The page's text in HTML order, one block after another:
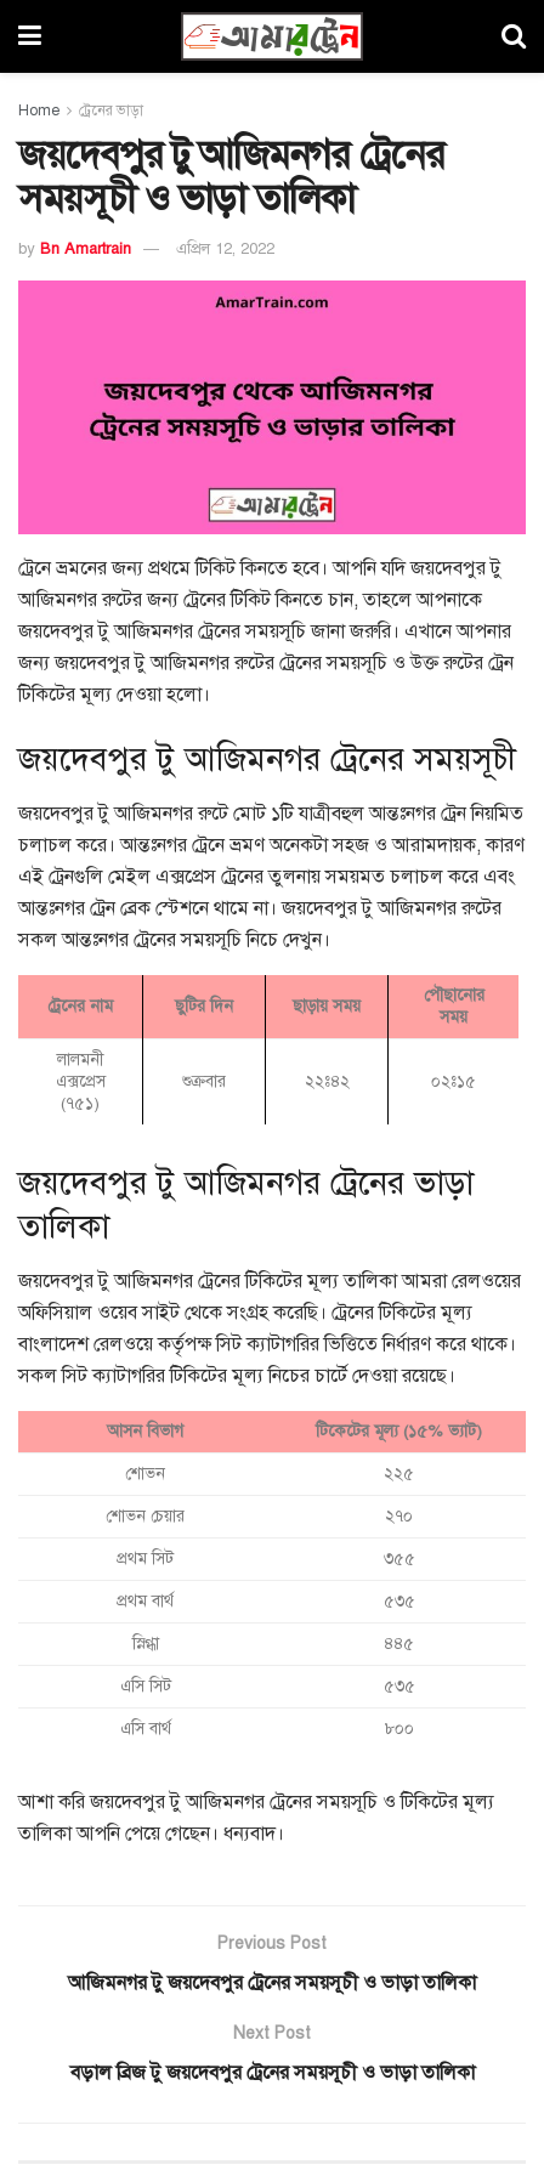
Home ট্রেনের ভাড়া
জয়দেবপুর টু আজিমনগর ট্রেনের
সময়সূচী ও ভাড়া তালিকা
by Bn Amartrain এপ্রিল 12, 2022
ট্রেনে ভ্রমনের জন্য প্রথমে টিকিট কিনতে হবে। আপনি যদি জয়দেবপুর টু
আজিমনগর রুটের জন্য ট্রেনের টিকিট কিনতে চান, তাহলে আপনাকে
জয়দেবপুর টু আজিমনগর ট্রেনের সময়সূচি জানা জরুরি। এখানে আপনার
জন্য জয়দেবপুর টু আজিমনগর রুটের ট্রেনের সময়সূচি ও উক্ত রুটের ট্রেন
টিকিটের মূল্য দেওয়া হলো।
জয়দেবপুর টু আজিমনগর ট্রেনের সময়সূচী
জয়দেবপুর টু আজিমনগর রুটে মোট ১টি যাত্রীবহুল আন্তঃনগর ট্রেন নিয়মিত
চলাচল করে। আন্তঃনগর ট্রেনে ভ্রমণ অনেকটা সহজ ও আরামদায়ক, কারণ
এই ট্রেনগুলি মেইল এক্সপ্রেস ট্রেনের তুলনায় সময়মত চলাচল করে এবং
আন্তঃনগর ট্রেন ব্রেক স্টেশনে থামে না। জয়দেবপুর টু আজিমনগর রুটের
সকল আন্তঃনগর ট্রেনের সময়সূচি নিচে দেখুন।
ট্রেনের নাম ছুটির দিন ছাড়ায় সময়
পৌছানোর
সময়
লালমনী
এক্সপ্রেস
(৭৫১)
শুক্রবার ২২ঃ৪২ ০২ঃ১৫
জয়দেবপুর টু আজিমনগর ট্রেনের ভাড়া
তালিকা
জয়দেবপুর টু আজিমনগর ট্রেনের টিকিটের মূল্য তালিকা আমরা রেলওয়ের
অফিসিয়াল ওয়েব সাইট থেকে সংগ্রহ করেছি। ট্রেনের টিকিটের মূল্য
বাংলাদেশ রেলওয়ে কর্তৃপক্ষ সিট ক্যাটাগরির ভিত্তিতে নির্ধারণ করে থাকে।
সকল সিট ক্যাটাগরির টিকিটের মূল্য নিচের চার্টে দেওয়া রয়েছে।
আসন বিভাগ টিকেটের মূল্য (১৫% ভ্যাট)
শোভন ২২৫
শোভন চেয়ার ২৭০
প্রথম সিট ৩৫৫
প্রথম বার্থ ৫৩৫
স্নিগ্ধা ৪৪৫
এসি সিট ৫৩৫
এসি বার্থ ৮০০
আশা করি জয়দেবপুর টু আজিমনগর ট্রেনের সময়সূচি ও টিকিটের মূল্য
তালিকা আপনি পেয়ে গেছেন। ধন্যবাদ।
Previous Post
আজিমনগর টু জয়দেবপুর ট্রেনের সময়সূচী ও ভাড়া তালিকা
Next Post
বড়াল ব্রিজ টু জয়দেবপুর ট্রেনের সময়সূচী ও ভাড়া তালিকা